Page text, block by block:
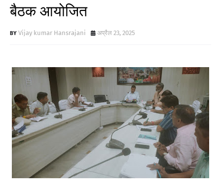
बैठक आयोजित
Vijay kumar Hansrajani अप्रैल 23, 2025